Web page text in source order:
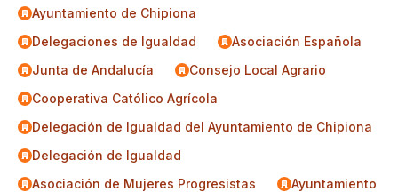
Ayuntamiento de Chipiona
Delegaciones de Igualdad
Asociación Española
Junta de Andalucía
Consejo Local Agrario
Cooperativa Católico Agrícola
Delegación de Igualdad del Ayuntamiento de Chipiona
Delegación de Igualdad
Asociación de Mujeres Progresistas
Ayuntamiento